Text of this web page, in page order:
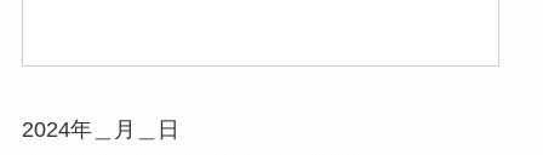
2024年＿月＿日